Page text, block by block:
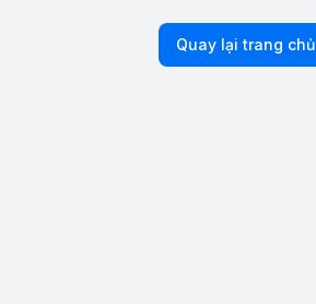
Quay lại trang chủ